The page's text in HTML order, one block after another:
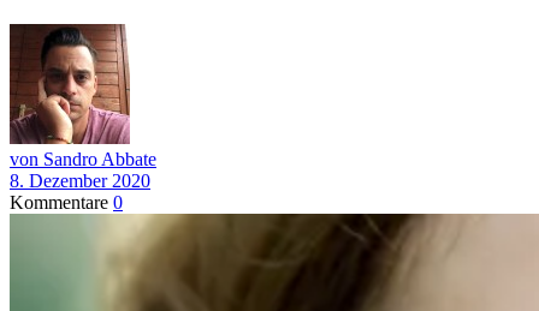
von Sandro Abbate
8. Dezember 2020
Kommentare 0